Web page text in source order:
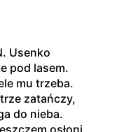
Usenko
pod lasem.
mu trzeba.
zatańczy,
do nieba.
osłoni,